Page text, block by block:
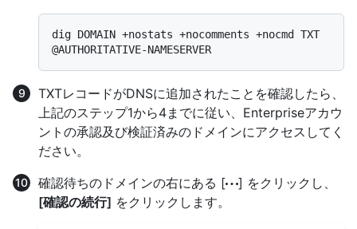
dig DOMAIN +nostats +nocomments +nocmd TXT
TXTレコードがDNSに追加されたことを確認したら、
上記のステップ1から4までに従い、Enterpriseアカウ
ントの承認及び検証済みのドメインにアクセスしてく
ださい。
確認待ちのドメインの右にある [
] をクリックし、
[確認の続行] をクリックします。